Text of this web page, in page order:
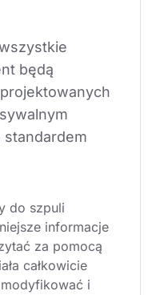
będą
standardem
do szpuli
informacje
za pomocą
całkowicie
i